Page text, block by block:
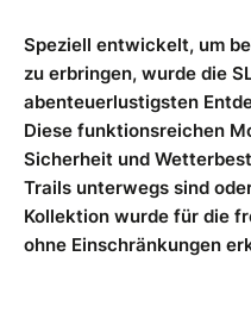
Speziell entwickelt, um
zu erbringen, wurde die
abenteuerlustigsten
Diese funktionsreichen
Sicherheit und
Trails unterwegs sind
Kollektion wurde für die
ohne Einschränkungen